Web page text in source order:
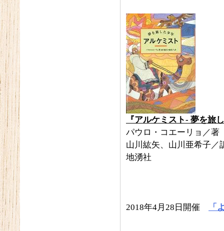
『アルケミスト- 夢を旅
パウロ・コエーリョ／著
山川紘矢、山川亜希子／
地湧社
2018年4月28日開催 「